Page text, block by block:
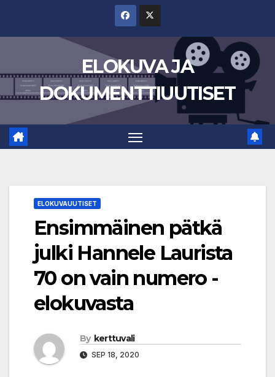
ELOKUVA JA
DOKUMENTTIUUTISET
ELOKUVAUUTISET
Ensimmäinen pätkä
julki Hannele Laurista
70 on vain numero -
elokuvasta
By kerttuvali
SEP 18, 2020